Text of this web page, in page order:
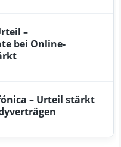
–
bei Online-
– Urteil stärkt